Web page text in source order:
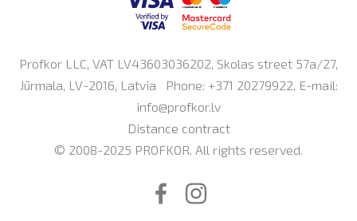
Profkor LLC, VAT LV43603036202, Skolas street 57a/27,
Jūrmala, LV-2016, Latvia Phone: +371 20279922, E-mail:
info@profkor.lv
Distance contract
© 2008-2025 PROFKOR. All rights reserved.